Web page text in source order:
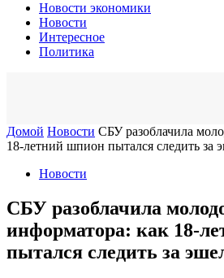
Новости экономики
Новости
Интересное
Политика
Домой Новости СБУ разоблачила
18-летний шпион пытался следить
Новости
СБУ разоблачила
информатора: как 18-
пытался следить за